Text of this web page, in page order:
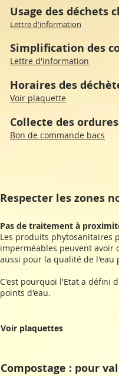
Usage des déchets
Lettre d'information
Simplification des
Lettre d'information
Horaires des
Voir plaquette
Collecte des
Bon de commande bacs
Voir plaquettes
Respecter les zones
Pas de traitement à
Les produits phytosanitaires
imperméables peuvent avoir
aussi pour la qualité de l'eau
C'est pourquoi l'Etat a défini
points d'eau.
Compostage : pour